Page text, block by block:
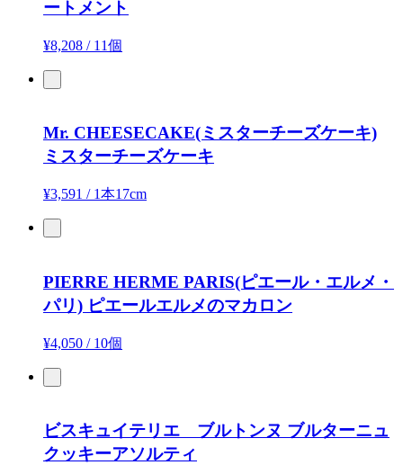
ートメント
¥8,208 / 11個
Mr. CHEESECAKE(ミスターチーズケーキ)
ミスターチーズケーキ
¥3,591 / 1本17cm
PIERRE HERME PARIS(ピエール・エルメ・
パリ) ピエールエルメのマカロン
¥4,050 / 10個
ビスキュイテリエ ブルトンヌ ブルターニュ
クッキーアソルティ